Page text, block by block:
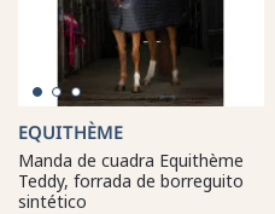
EQUITHÈME
Manda de cuadra Equithème
Teddy, forrada de borreguito
sintético